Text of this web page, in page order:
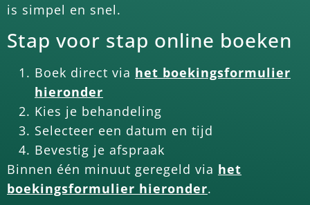
is simpel en snel.
Stap voor stap online boeken
Boek direct via het boekingsformulier
hieronder
Kies je behandeling
Selecteer een datum en tijd
Bevestig je afspraak
Binnen één minuut geregeld via het
boekingsformulier hieronder.